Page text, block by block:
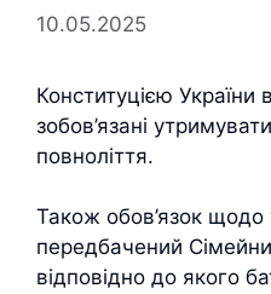
10.05.2025
Конституцією
зобов’язані
повноліття.
Також обов’язок щодо
передбачений
відповідно до якого